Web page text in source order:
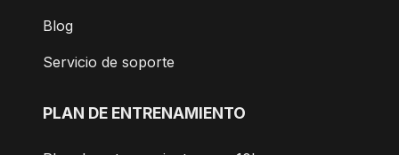
Blog
Servicio de soporte
PLAN DE ENTRENAMIENTO